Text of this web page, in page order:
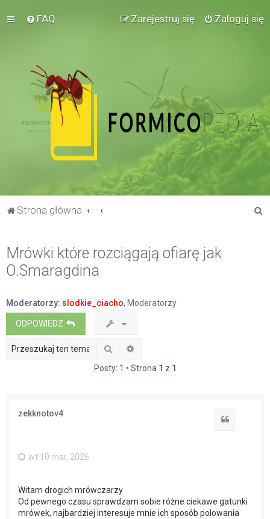
FAQ Zaloguj się
Zarejestruj się
Strona główna
Mrówki które rozciągają ofiarę jak
O.Smaragdina
Moderatorzy: slodkie_ciacho, Moderatorzy
ODPOWIEDZ
Szukaj
Posty: 1 • Strona 1 z 1
zekknotov4
wt 10 mar, 2026
Witam drogich mrówczarzy
Od pewnego czasu sprawdzam sobie różne ciekawe gatunki
mrówek, najbardziej interesuje mnie ich sposób polowania